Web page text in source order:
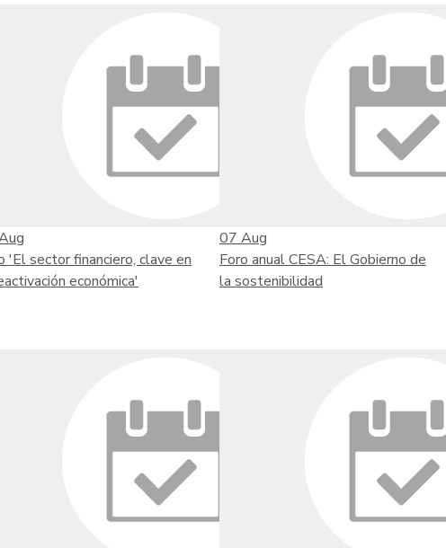
'El sector financiero, clave en
económica'
07 Aug
Foro anual CESA: El Gobierno de
la sostenibilidad